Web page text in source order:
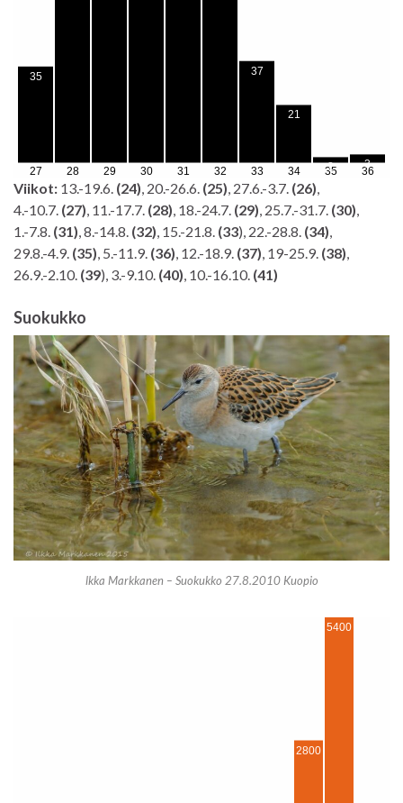
Viikot: 13.-19.6. (24) , 20.-26.6. (25) , 27.6.-3.7. (26)
4.-10.7. (27) , 11.-17.7. (28) , 18.-24.7. (29) , 25.7.-31.7. (30)
1.-7.8. (31) , 8.-14.8. (32) , 15.-21.8. (33), 22.-28.8. (34)
29.8.-4.9. (35) , 5.-11.9. (36) , 12.-18.9. (37) , 19-25.9. (38)
26.9.-2.10. (39), 3.-9.10. (40) , 10.-16.10. (41)
Suokukko
lkka Markkanen – Suokukko 27.8.2010 Kuopio